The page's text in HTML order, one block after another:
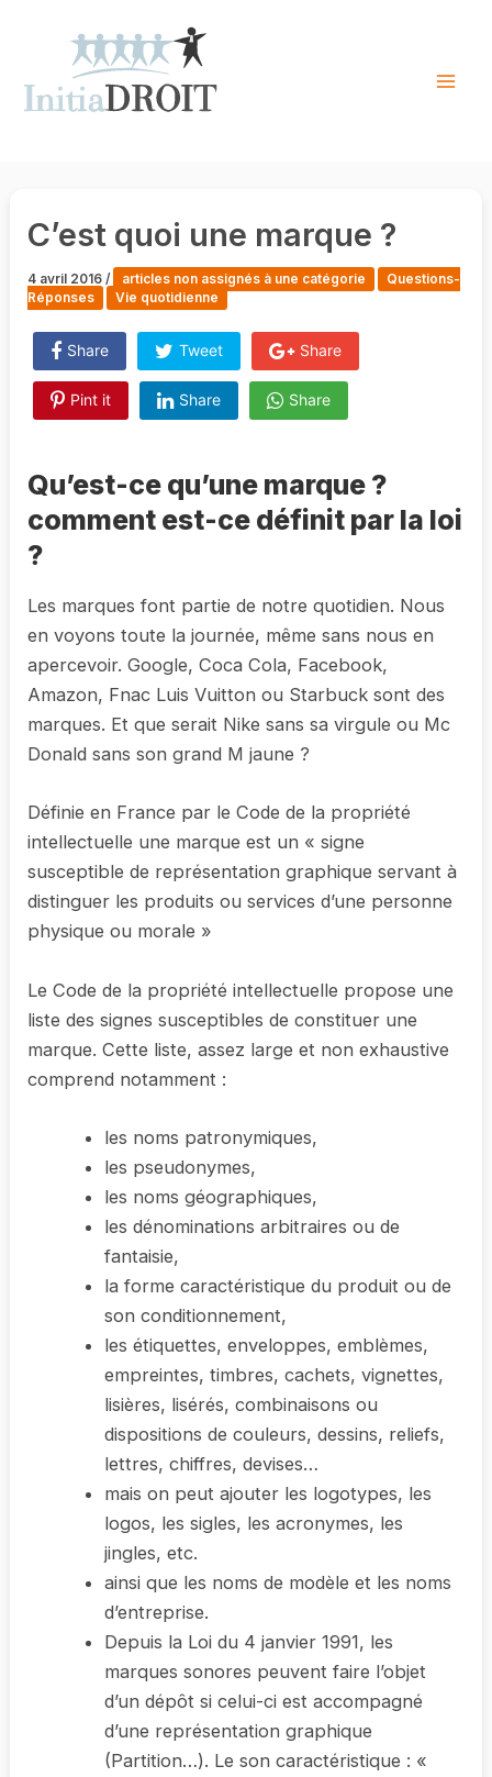
C’est quoi une marque ?
4 avril 2016/ articles non assignés à une catégorie
Questions-
Réponses
Vie quotidienne
Share Tweet Share
Pint it Share Share
Qu’est-ce qu’une marque ?
comment est-ce définit par la loi
?
Les marques font partie de notre quotidien. Nous
en voyons toute la journée, même sans nous en
apercevoir. Google, Coca Cola, Facebook,
Amazon, Fnac Luis Vuitton ou Starbuck sont des
marques. Et que serait Nike sans sa virgule ou Mc
Donald sans son grand M jaune ?
Définie en France par le Code de la propriété
intellectuelle une marque est un « signe
susceptible de représentation graphique servant à
distinguer les produits ou services d’une personne
physique ou morale »
Le Code de la propriété intellectuelle propose une
liste des signes susceptibles de constituer une
marque. Cette liste, assez large et non exhaustive
comprend notamment :
les noms patronymiques,
les pseudonymes,
les noms géographiques,
les dénominations arbitraires ou de
fantaisie,
la forme caractéristique du produit ou de
son conditionnement,
les étiquettes, enveloppes, emblèmes,
empreintes, timbres, cachets, vignettes,
lisières, lisérés, combinaisons ou
dispositions de couleurs, dessins, reliefs,
lettres, chiffres, devises…
mais on peut ajouter les logotypes, les
logos, les sigles, les acronymes, les
jingles, etc.
ainsi que les noms de modèle et les noms
d’entreprise.
Depuis la Loi du 4 janvier 1991, les
marques sonores peuvent faire l’objet
d’un dépôt si celui-ci est accompagné
d’une représentation graphique
(Partition…). Le son caractéristique : «